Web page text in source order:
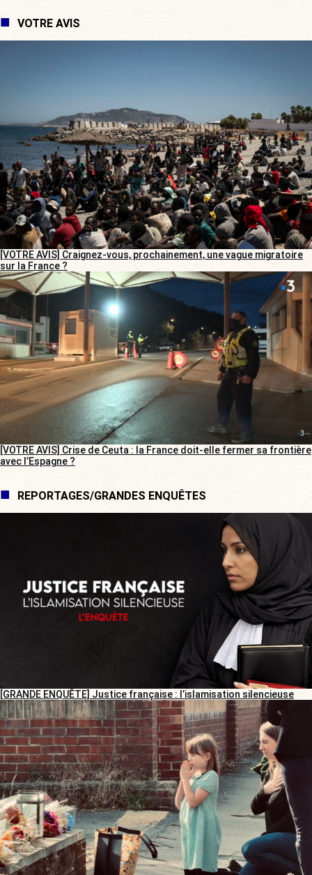
VOTRE AVIS
[VOTRE AVIS] Craignez-vous, prochainement, une vague migratoire
sur la France ?
[VOTRE AVIS] Crise de Ceuta : la France doit-elle fermer sa frontière
avec l’Espagne ?
REPORTAGES/GRANDES ENQUÊTES
[GRANDE ENQUÊTE] Justice française : l’islamisation silencieuse